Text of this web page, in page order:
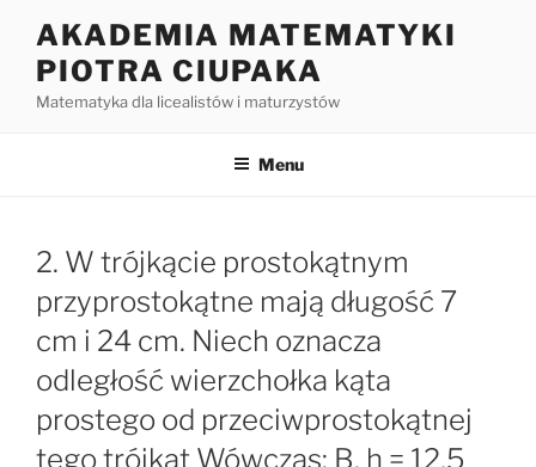
treści
AKADEMIA MATEMATYKI
PIOTRA CIUPAKA
Matematyka dla licealistów i maturzystów
Menu
2. W trójkącie prostokątnym
przyprostokątne mają długość 7
cm i 24 cm. Niech oznacza
odległość wierzchołka kąta
prostego od przeciwprostokątnej
tego trójkąt Wówczas: B. h = 12,5